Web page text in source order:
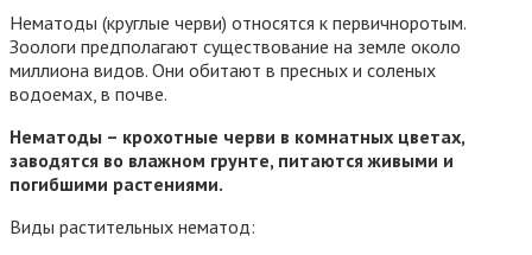
Нематоды (круглые черви) относятся к первичноротым.
Зоологи предполагают существование на земле около
миллиона видов. Они обитают в пресных и соленых
водоемах, в почве.
Нематоды – крохотные черви в комнатных цветах,
заводятся во влажном грунте, питаются живыми и
погибшими растениями.
Виды растительных нематод: